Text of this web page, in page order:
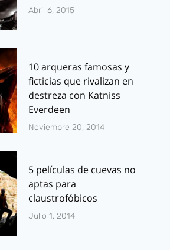
Abril 6, 2015
10 arqueras famosas y
ficticias que rivalizan en
destreza con Katniss
Everdeen
Noviembre 20, 2014
5 películas de cuevas no
aptas para
claustrofóbicos
Julio 1, 2014